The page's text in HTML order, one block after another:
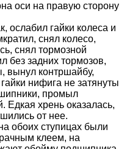
оси на правую сторону
ослабил гайки колеса и
снял колесо,
снял тормозной
без задних тормозов,
вынул контршайбу,
нифига не затянуты
промыл
Едкая хрень оказалась,
от нее.
обоих ступицах были
клеем, на